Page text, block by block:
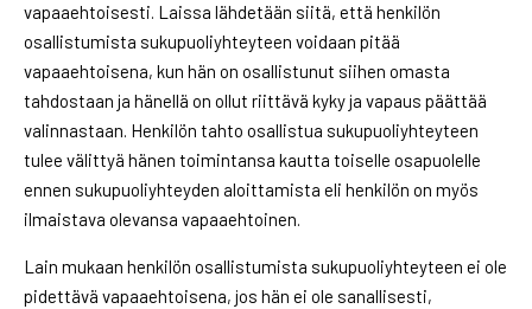
vapaaehtoisesti. Laissa lähdetään siitä, että henkilön
osallistumista sukupuoliyhteyteen voidaan pitää
vapaaehtoisena, kun hän on osallistunut siihen omasta
tahdostaan ja hänellä on ollut riittävä kyky ja vapaus päättää
valinnastaan. Henkilön tahto osallistua sukupuoliyhteyteen
tulee välittyä hänen toimintansa kautta toiselle osapuolelle
ennen sukupuoliyhteyden aloittamista eli henkilön on myös
ilmaistava olevansa vapaaehtoinen.
Lain mukaan henkilön osallistumista sukupuoliyhteyteen ei ole
pidettävä vapaaehtoisena, jos hän ei ole sanallisesti,